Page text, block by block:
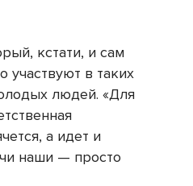
кстати, и сам
участвуют в таких
людей. «Для
а идет и
наши — просто